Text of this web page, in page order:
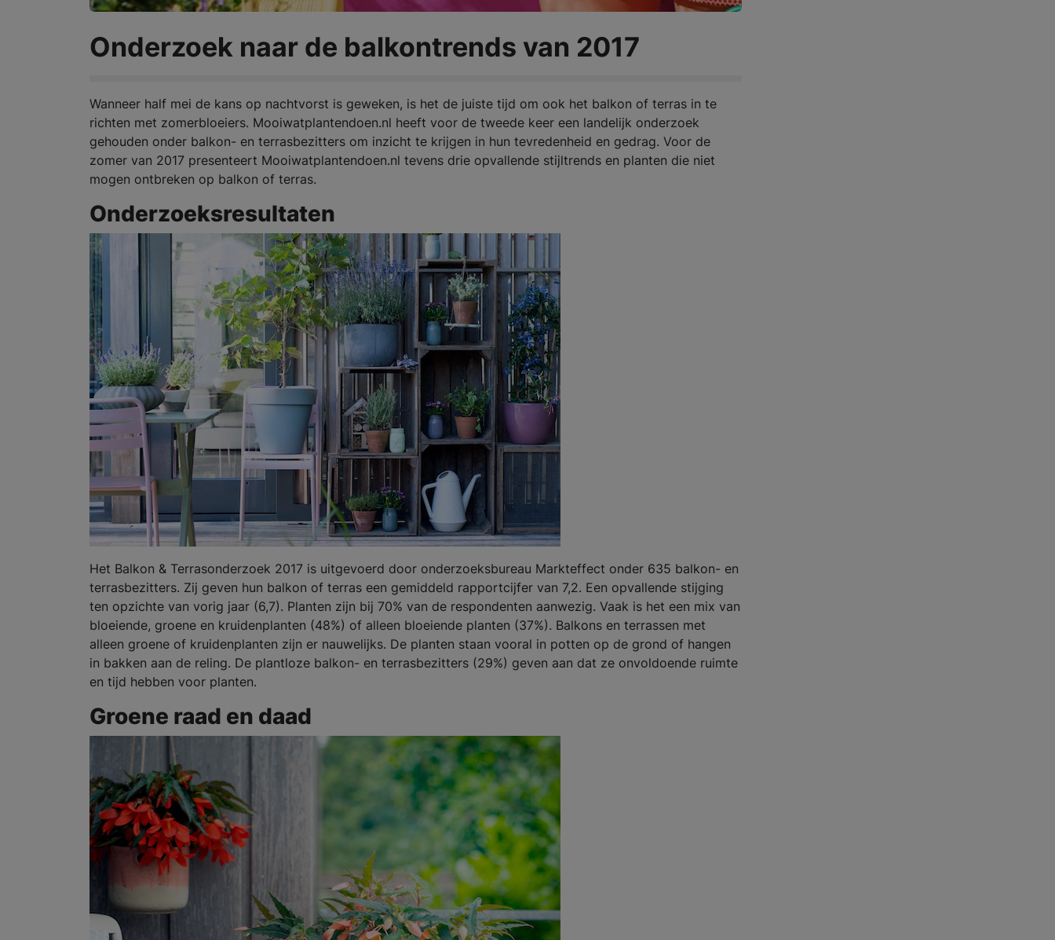
Onderzoek naar de balkontrends van 2017
Wanneer half mei de kans op nachtvorst is geweken, is het de juiste tijd om ook het balkon of terras in te
richten met zomerbloeiers. Mooiwatplantendoen.nl heeft voor de tweede keer een landelijk onderzoek
gehouden onder balkon- en terrasbezitters om inzicht te krijgen in hun tevredenheid en gedrag. Voor de
zomer van 2017 presenteert Mooiwatplantendoen.nl tevens drie opvallende stijltrends en planten die niet
mogen ontbreken op balkon of terras.
Onderzoeksresultaten
Het Balkon & Terrasonderzoek 2017 is uitgevoerd door onderzoeksbureau Markteffect onder 635 balkon- en
terrasbezitters. Zij geven hun balkon of terras een gemiddeld rapportcijfer van 7,2. Een opvallende stijging
ten opzichte van vorig jaar (6,7). Planten zijn bij 70% van de respondenten aanwezig. Vaak is het een mix van
bloeiende, groene en kruidenplanten (48%) of alleen bloeiende planten (37%). Balkons en terrassen met
alleen groene of kruidenplanten zijn er nauwelijks. De planten staan vooral in potten op de grond of hangen
in bakken aan de reling. De plantloze balkon- en terrasbezitters (29%) geven aan dat ze onvoldoende ruimte
en tijd hebben voor planten.
Groene raad en daad